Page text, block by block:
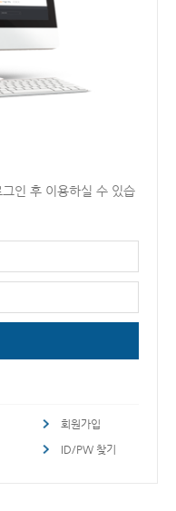
인 후 이용하실 수 있습
회원가입
ID/PW 찾기